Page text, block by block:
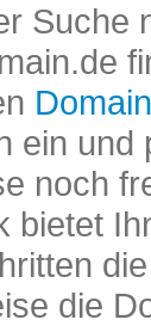
Suche
ein und
noch
bietet
die